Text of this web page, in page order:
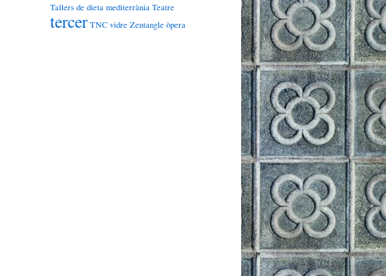
Tallers de dieta mediterrània Teatre
tercer TNC vidre Zentangle òpera